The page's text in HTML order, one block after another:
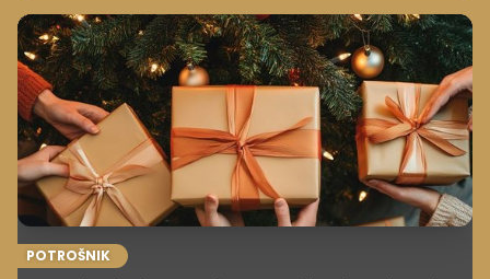
svojim življenjem.
POTROŠNIK